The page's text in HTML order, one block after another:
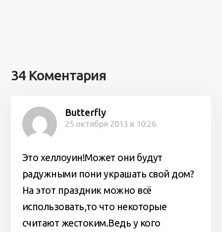
34 Коментария
Butterfly
25 октября 2013 в 10:26
Это хеллоуин!Может они будут
радужными пони украшать свой дом?
На этот праздник можно всё
использовать,то что некоторые
считают жестоким.Ведь у кого